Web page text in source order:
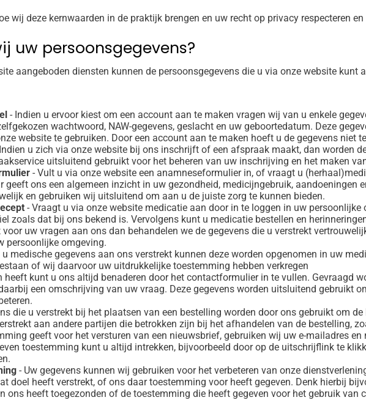
wij deze kernwaarden in de praktijk brengen en uw recht op privacy respecteren en
uw persoonsgegevens?
aangeboden diensten kunnen de persoonsgegevens die u via onze website kunt
- Indien u ervoor kiest om een account aan te maken vragen wij van u enkele
wachtwoord, NAW-gegevens, geslacht en uw geboortedatum. Deze
website te gebruiken. Door een account aan te maken hoeft u de gegevens niet
u zich via onze website bij ons inschrijft of een afspraak maakt, dan worden
uitsluitend gebruikt voor het beheren van uw inschrijving en het maken
- Vult u via onze website een anamneseformulier in, of vraagt u
geeft ons een algemeen inzicht in uw gezondheid, medicijngebruik, aandoeningen
en gebruiken wij uitsluitend om aan u de juiste zorg te kunnen bieden.
- Vraagt u via onze website medicatie aan door in te loggen in uw persoonlijke
zoals dat bij ons bekend is. Vervolgens kunt u medicatie bestellen en
uw vragen aan ons dan behandelen we de gegevens die u verstrekt
persoonlijke omgeving.
u medische gegevens aan ons verstrekt kunnen deze worden opgenomen in uw
of wij daarvoor uw uitdrukkelijke toestemming hebben verkregen
heeft kunt u ons altijd benaderen door het contactformulier in te vullen. Gevraagd
een omschrijving van uw vraag. Deze gegevens worden uitsluitend gebruikt
die u verstrekt bij het plaatsen van een bestelling worden door ons gebruikt om
aan andere partijen die betrokken zijn bij het afhandelen van de bestelling,
geeft voor het versturen van een nieuwsbrief, gebruiken wij uw e-mailadres
toestemming kunt u altijd intrekken, bijvoorbeeld door op de uitschrijflink te
- Uw gegevens kunnen wij gebruiken voor het verbeteren van onze
doel heeft verstrekt, of ons daar toestemming voor heeft gegeven. Denk hierbij
ons heeft toegezonden of de toestemming die heeft gegeven voor het gebruik van